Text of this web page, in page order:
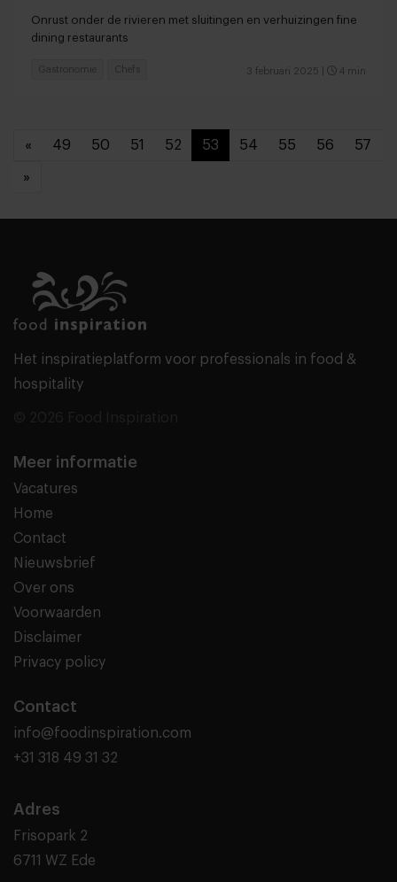
Onrust onder de rivieren met sluitingen en verhuizingen fine
dining restaurants
3 februari 2025 4 min
Gastronomie Chefs
« 49 50 51 52 53 54 55 56 57
»
Het inspiratieplatform voor professionals in food &
hospitality
Meer informatie
Vacatures
Home
Contact
Nieuwsbrief
Over ons
Voorwaarden
Disclaimer
Privacy policy
Contact
info@foodinspiration.com
+31 318 49 31 32
Adres
Frisopark 2
6711 WZ Ede